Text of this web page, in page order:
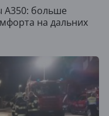
A350: больше
на дальних